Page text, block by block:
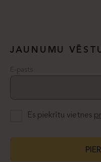
JAUNUMU
E-pasts
Es piekrītu vietnes